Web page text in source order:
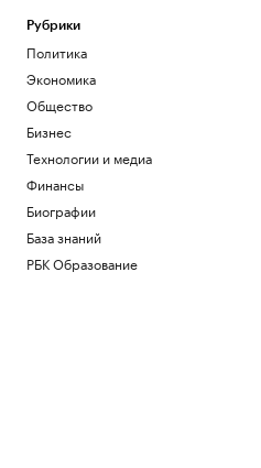
Рубрики
Политика
Экономика
Общество
Бизнес
Технологии и медиа
Финансы
Биографии
База знаний
РБК Образование